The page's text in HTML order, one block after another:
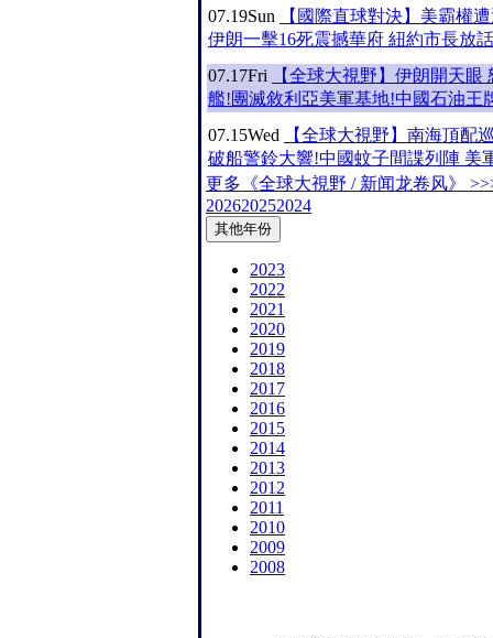
07.19Sun
【國際直球對決】美霸權
伊朗一擊16死震撼華府 紐約市長放
07.17Fri
【全球大視野】伊朗開天眼
艦!團滅敘利亞美軍基地!中國石油王
07.15Wed
【全球大視野】南海頂配
破船警鈴大響!中國蚊子間諜列陣 美
更多《全球大視野 / 新闻龙卷风》
202620252024
其他年份
2023
2022
2021
2020
2019
2018
2017
2016
2015
2014
2013
2012
2011
2010
2009
2008